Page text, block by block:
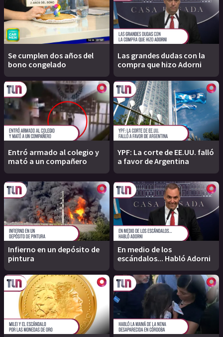
Se cumplen dos años del
bono congelado
Las grandes dudas con la
compra que hizo Adorni
Entró armado al colegio y
mató a un compañero
YPF: La corte de EE.UU. falló
a favor de Argentina
Infierno en un depósito de
pintura
En medio de los
escándalos... Habló Adorni